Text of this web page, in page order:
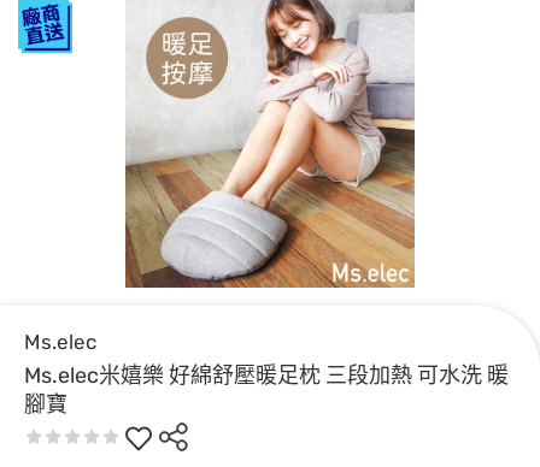
Ms.elec
Ms.elec米嬉樂 好綿舒壓暖足枕 三段加熱 可水洗 暖
腳寶